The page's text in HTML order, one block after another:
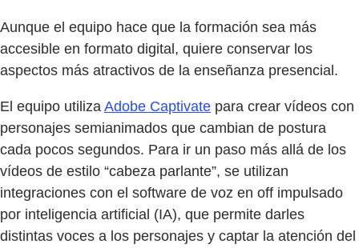
Aunque el equipo hace que la formación sea más
accesible en formato digital, quiere conservar los
aspectos más atractivos de la enseñanza presencial.
El equipo utiliza Adobe Captivate para crear vídeos con
personajes semianimados que cambian de postura
cada pocos segundos. Para ir un paso más allá de los
vídeos de estilo “cabeza parlante”, se utilizan
integraciones con el software de voz en off impulsado
por inteligencia artificial (IA), que permite darles
distintas voces a los personajes y captar la atención del